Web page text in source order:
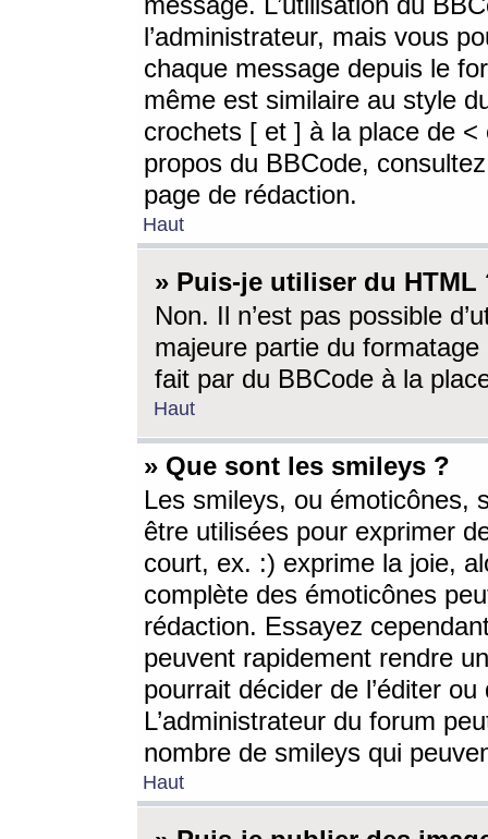
l’administrateur, mais vous
chaque message depuis le
même est similaire au style
crochets [ et ] à la place de <
propos du BBCode,
page de rédaction.
Haut
» Puis-je utiliser du HTML
Non. Il n’est pas possible
majeure partie du
fait par du BBCode à la
Haut
» Que sont les smileys ?
Les smileys, ou émoticônes,
être utilisées pour exprimer
court, ex. :) exprime la joie,
complète des émoticônes
rédaction. Essayez
peuvent rapidement rendre
pourrait décider de l’éditer
L’administrateur du forum
nombre de smileys qui
Haut